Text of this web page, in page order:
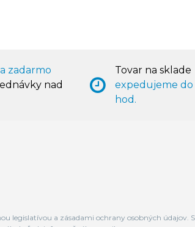
zadarmo
nad
Tovar na sklade
expedujeme do
hod.
legislatívou a zásadami ochrany osobných